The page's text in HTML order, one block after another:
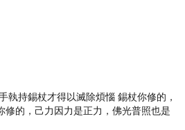
執持錫杖才得以滅除煩惱 錫杖你修的，
修的，己力因力是正力，佛光普照也是